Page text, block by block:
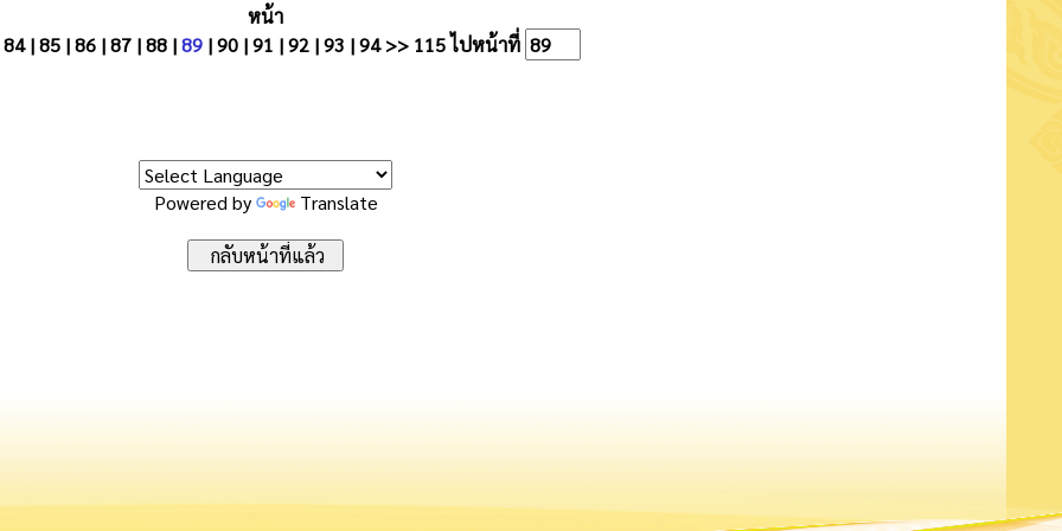
หน้า
84|85 |86 |87 |88 |89 |90 |91 |92 |93 |94 >> 115ไปหน้าที่
Powered by Translate